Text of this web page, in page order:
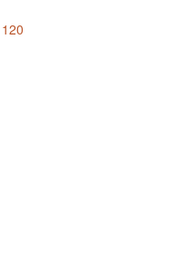
120